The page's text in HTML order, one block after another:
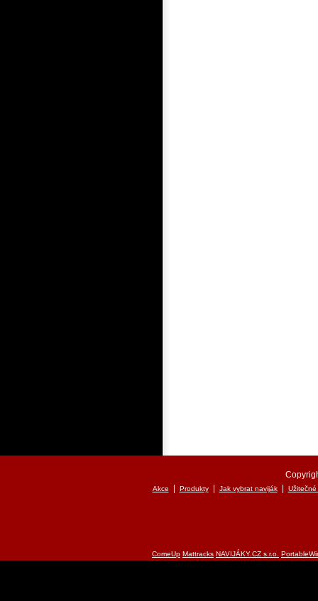
Akce Produkty| Jak vybrat naviják| Užitečné
ComeUp Mattracks NAVIJÁKY.CZ s.r.o.